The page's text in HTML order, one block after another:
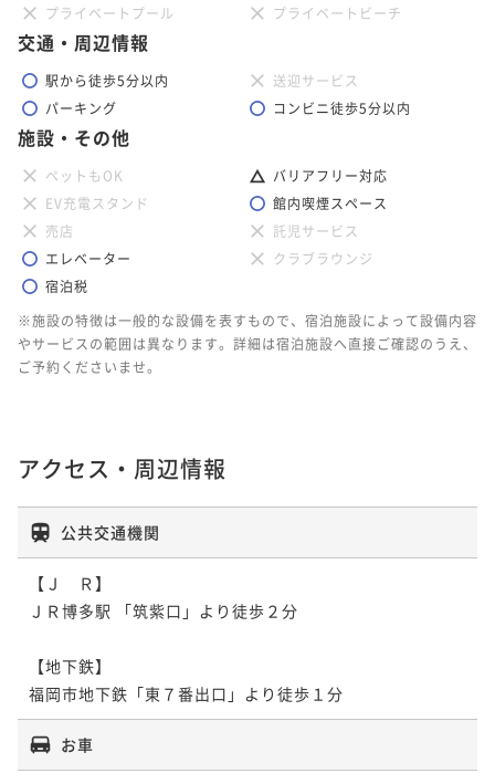
プライベートプール
プライベートビーチ
交通・周辺情報
駅から徒歩5分以内
送迎サービス
パーキング
コンビニ徒歩5分以内
施設・その他
ペットもOK
バリアフリー対応
EV充電スタンド
館内喫煙スペース
売店
託児サービス
エレベーター
クラブラウンジ
宿泊税
※施設の特徴は一般的な設備を表すもので、宿泊施設によって設備内容
やサービスの範囲は異なります。詳細は宿泊施設へ直接ご確認のうえ、
ご予約くださいませ。
アクセス・周辺情報
公共交通機関
【Ｊ　Ｒ】
ＪＲ博多駅 「筑紫口」より徒歩２分
【地下鉄】
福岡市地下鉄「東７番出口」より徒歩１分
お車